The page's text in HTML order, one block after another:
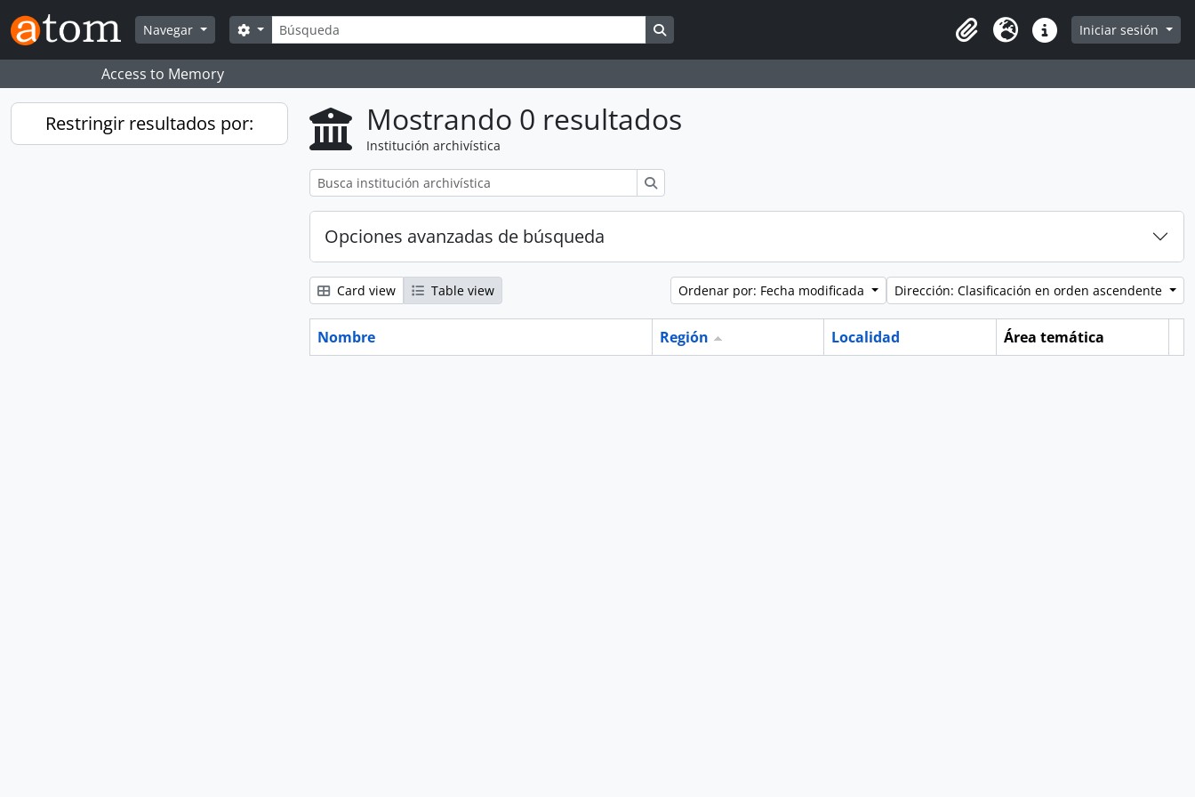
Skip to main content
Navegar
Búsqueda
Search options
Portapapeles
Idioma Enlaces rápidos
Iniciar sesión
Access to Memory
Restringir resultados por: Mostrando 0 resultados
Institución archivística
Opciones avanzadas de búsqueda
Card view Table view Ordenar por: Fecha modificada Dirección: Clasificación en orden ascendente
Nombre Región Localidad
Área temática